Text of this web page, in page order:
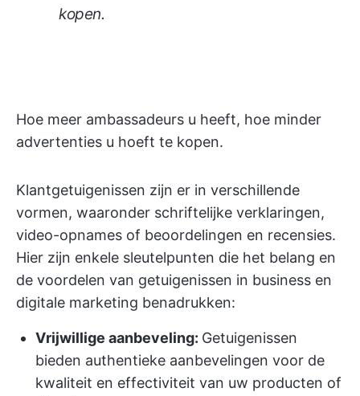
kopen.
Hoe meer ambassadeurs u heeft, hoe minder
advertenties u hoeft te kopen.
Klantgetuigenissen zijn er in verschillende
vormen, waaronder schriftelijke verklaringen,
video-opnames of beoordelingen en recensies.
Hier zijn enkele sleutelpunten die het belang en
de voordelen van getuigenissen in business en
digitale marketing benadrukken:
Vrijwillige aanbeveling: Getuigenissen
bieden authentieke aanbevelingen voor de
kwaliteit en effectiviteit van uw producten of